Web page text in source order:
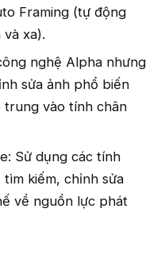
Framing (tự động
xa).
nghệ Alpha nhưng
sửa ảnh phổ biến
trung vào tính chân
Sử dụng các tính
kiếm, chỉnh sửa
về nguồn lực phát